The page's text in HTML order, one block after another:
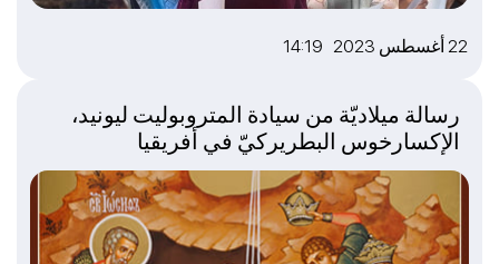
22 أغسطس 2023 14:19
رسالة ميلاديّة من سيادة المتروبوليت ليونيد،
الإكسارخوس البطريركيّ في أفريقيا